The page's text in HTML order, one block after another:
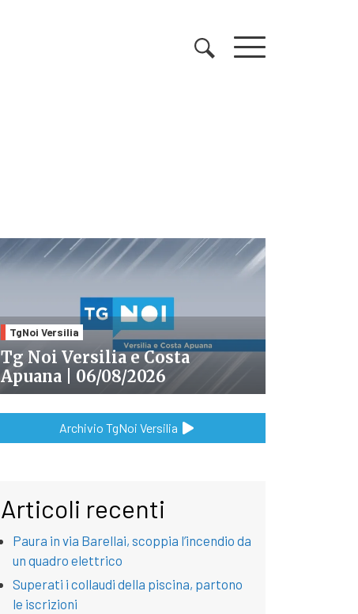
TgNoi Versilia
Tg Noi Versilia e Costa
Apuana | 06/08/2026
Archivio TgNoi Versilia
Articoli recenti
Paura in via Barellai, scoppia l’incendio da
un quadro elettrico
Superati i collaudi della piscina, partono
le iscrizioni